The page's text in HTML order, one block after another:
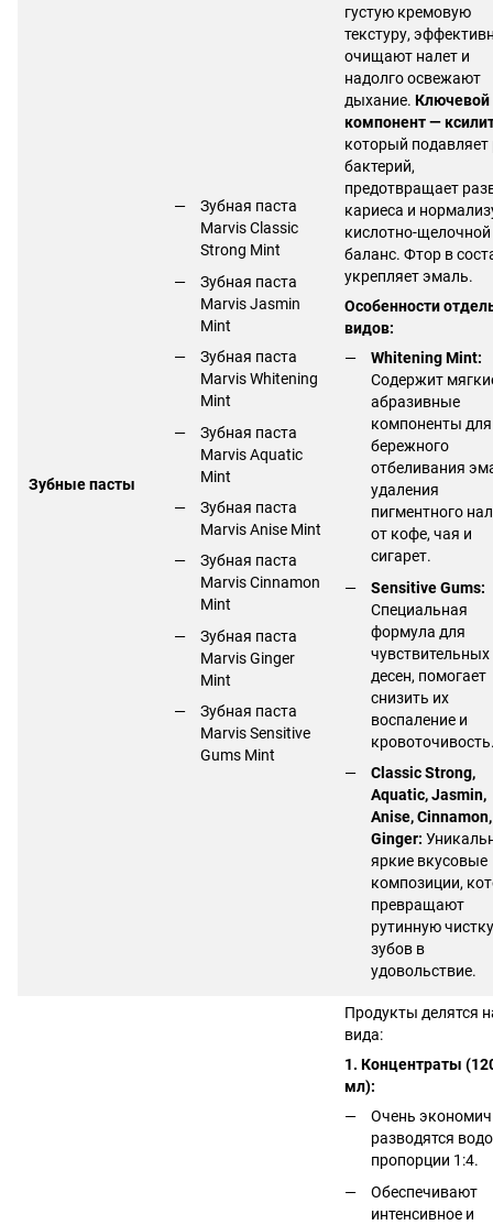
Зубные пасты
Зубная паста
Marvis Classic
Strong Mint
Зубная паста
Marvis Jasmin
Mint
Зубная паста
Marvis Whitening
Mint
Зубная паста
Marvis Aquatic
Mint
Зубная паста
Marvis Anise Mint
Зубная паста
Marvis Cinnamon
Mint
Зубная паста
Marvis Ginger
Mint
Зубная паста
Marvis Sensitive
Gums Mint
густую кремовую
текстуру,
очищают налет и
надолго освежают
дыхание. Ключевой
компонент —
который подавляет
бактерий,
предотвращает
кариеса и
кислотно-щелочной
баланс. Фтор в
укрепляет эмаль.
Особенности
видов:
Whitening Mint:
Содержит
абразивные
компоненты для
бережного
отбеливания
удаления
пигментного
от кофе, чая и
сигарет.
Sensitive Gums:
Специальная
формула для
чувствительных
десен, помогает
снизить их
воспаление и
Classic Strong,
Aquatic, Jasmin,
Anise, Cinnamon,
Ginger:
яркие вкусовые
композиции,
превращают
рутинную чистку
зубов в
удовольствие.
Продукты делятся
вида:
1. Концентраты
мл):
Очень
разводятся
пропорции 1:4.
Обеспечивают
интенсивное и